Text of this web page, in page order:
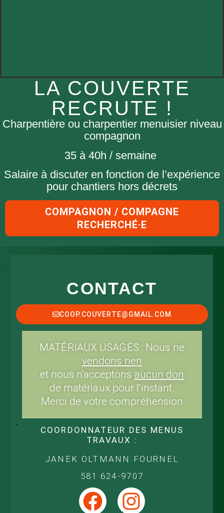
LA COUVERTE
RECRUTE !
Charpentière ou charpentier menuisier niveau
compagnon
35 à 40h / semaine
Salaire à discuter en fonction de l’expérience
pour chantiers hors décrets
COMPAGNON / COMPAGNE
RECHERCHÉ·E
CONTACT
COOP.COUVERTE@GMAIL.COM
MATÉRIAUX USAGÉS : Nous ne
vendons rien
et nous n'acceptons aucun don
de matériaux pour l'instant.
Merci de votre compréhension
COORDONNATEUR DES MENUS
TRAVAUX :
JANEK OLTMANN FOURNEL
581 624-9707